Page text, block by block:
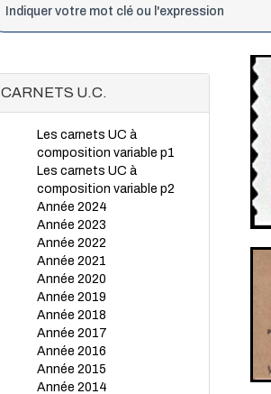
CARNETS U.C.
Les carnets UC à
composition variable p1
Les carnets UC à
composition variable p2
Année 2024
Année 2023
Année 2022
Année 2021
Année 2020
Année 2019
Année 2018
Année 2017
Année 2016
Année 2015
Année 2014